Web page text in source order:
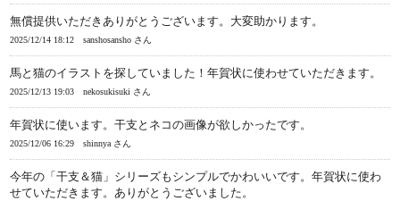
無償提供いただきありがとうございます。大変助かります。
2025/12/14 18:12 sanshosansho さん
馬と猫のイラストを探していました！年賀状に使わせていただきます。
2025/12/13 19:03 nekosukisuki さん
年賀状に使います。干支とネコの画像が欲しかったです。
2025/12/06 16:29 shinnya さん
今年の「干支＆猫」シリーズもシンプルでかわいいです。年賀状に使わ
せていただきます。ありがとうございました。